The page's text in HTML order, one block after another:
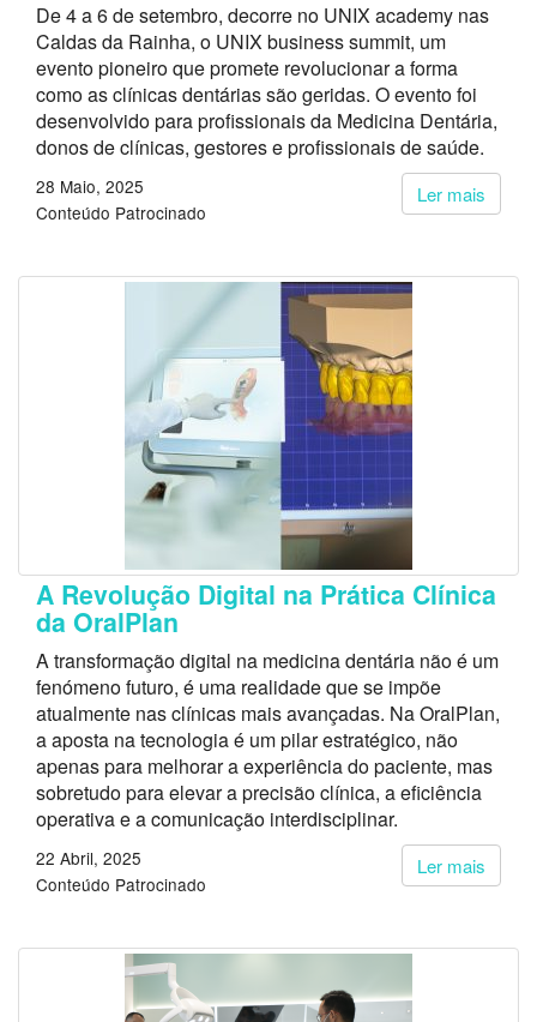
De 4 a 6 de setembro, decorre no UNIX academy nas
Caldas da Rainha, o UNIX business summit, um
evento pioneiro que promete revolucionar a forma
como as clínicas dentárias são geridas. O evento foi
desenvolvido para profissionais da Medicina Dentária,
donos de clínicas, gestores e profissionais de saúde.
Ler mais
28 Maio, 2025
Conteúdo Patrocinado
A Revolução Digital na Prática Clínica
da OralPlan
A transformação digital na medicina dentária não é um
fenómeno futuro, é uma realidade que se impõe
atualmente nas clínicas mais avançadas. Na OralPlan,
a aposta na tecnologia é um pilar estratégico, não
apenas para melhorar a experiência do paciente, mas
sobretudo para elevar a precisão clínica, a eficiência
operativa e a comunicação interdisciplinar.
Ler mais
22 Abril, 2025
Conteúdo Patrocinado